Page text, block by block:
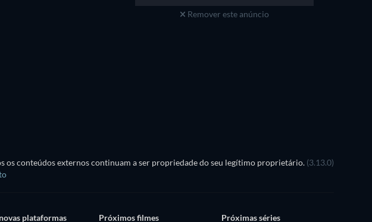
Remover este anúncio
os conteúdos externos continuam a ser propriedade do seu legítimo proprietário. (3.13.0)
plataformas Próximos filmes Próximas séries